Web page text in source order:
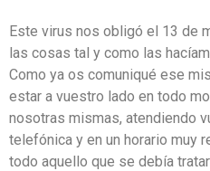
Este virus nos obligó el 13 de
las cosas tal y como las
Como ya os comuniqué ese
estar a vuestro lado en todo
nosotras mismas, atendiendo
telefónica y en un horario muy
todo aquello que se debía